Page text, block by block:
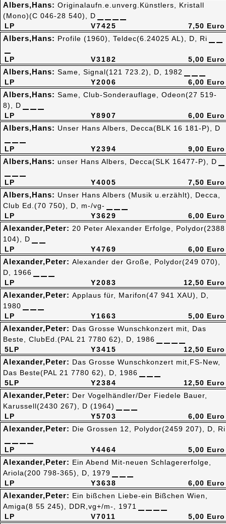
V7425
LP
Albers,Hans: Originalaufn.e.unverg.Künstlers, Kristall
(Mono)(C 046-28 540), D
7,50 Euro
V3182
LP
Albers,Hans: Profile (1960), Teldec(6.24025 AL), D, Ri
5,00 Euro
Y2006
LP
Albers,Hans: Same, Signal(121 723.2), D, 1982
6,00 Euro
Y8907
LP
Albers,Hans: Same, Club-Sonderauflage, Odeon(27 519-
8), D
6,00 Euro
Y2394
LP
Albers,Hans: Unser Hans Albers, Decca(BLK 16 181-P), D
9,00 Euro
Y4005
LP
Albers,Hans: unser Hans Albers, Decca(SLK 16477-P), D
7,50 Euro
Y3629
LP
Albers,Hans: Unser Hans Albers (Musik u.erzählt), Decca,
Club Ed.(70 750), D, m-/vg-
6,00 Euro
Y4769
LP
Alexander,Peter: 20 Peter Alexander Erfolge, Polydor(2388
104), D
6,00 Euro
Y2083
LP
Alexander,Peter: Alexander der Große, Polydor(249 070),
D, 1966
12,50 Euro
Y1663
LP
Alexander,Peter: Applaus für, Marifon(47 941 XAU), D,
1980
5,00 Euro
Y3415
5LP
Alexander,Peter: Das Grosse Wunschkonzert mit, Das
Beste, ClubEd.(PAL 21 7780 62), D, 1986
12,50 Euro
Y2384
5LP
Alexander,Peter: Das Grosse Wunschkonzert mit,FS-New,
Das Beste(PAL 21 7780 62), D, 1986
12,50 Euro
Y5703
LP
Alexander,Peter: Der Vogelhändler/Der Fiedele Bauer,
Karussell(2430 267), D (1964)
6,00 Euro
Y4464
LP
Alexander,Peter: Die Grossen 12, Polydor(2459 207), D, Ri
5,00 Euro
Y3638
LP
Alexander,Peter: Ein Abend Mit-neuen Schlagererfolge,
Ariola(200 798-365), D, 1979
6,00 Euro
V7011
LP
Alexander,Peter: Ein bißchen Liebe-ein Bißchen Wien,
Amiga(8 55 245), DDR,vg+/m-, 1971
5,00 Euro